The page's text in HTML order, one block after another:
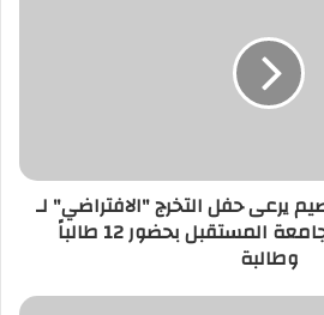
يرعى حفل التخرج "الافتراضي" لـ
270 طالباً وطالبة بجامعة المستقبل بحضور 12 طالباً
وطالبة